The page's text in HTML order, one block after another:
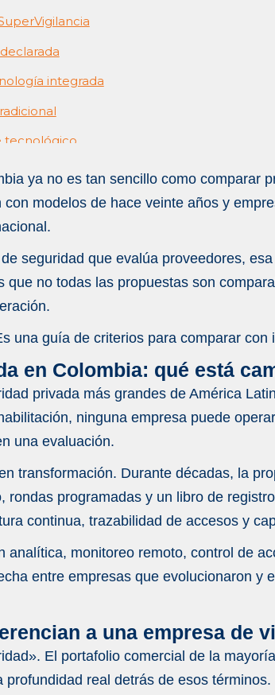
integrada
tecnológico
empresarial completo
seguridad
de vigilancia en Colombia está legalmente
tradicional de una con tecnología
la ofrecen en Colombia?
de seguridad empresarial completo?
experiencia real en mi sector?
contratar una empresa de vigilancia?
beneficios y por qué es la primera
ya no es tan sencillo como comparar
modelos de hace veinte años y
seguridad que evalúa proveedores,
no todas las propuestas son
una guía de criterios para comparar con
en Colombia: qué está
privada más grandes de América
ninguna empresa puede
una evaluación.
transformación. Durante décadas, la
programadas y un libro de
continua, trazabilidad de accesos y
monitoreo remoto, control de
entre empresas que evolucionaron y
a una empresa de
El portafolio comercial de la
real detrás de esos términos.